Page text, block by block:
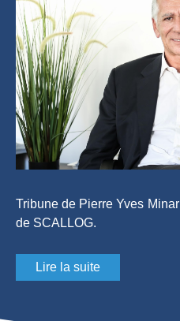
Tribune de Pierre Yves
de SCALLOG.
Lire la suite